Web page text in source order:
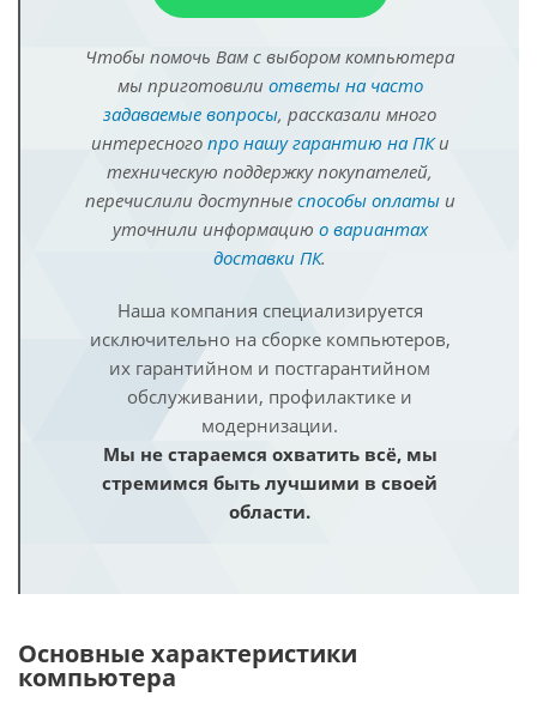
Чтобы помочь Вам с выбором компьютера
мы приготовили ответы на часто
задаваемые вопросы, рассказали много
интересного про нашу гарантию на ПКи
техническую поддержку покупателей,
перечислили доступные способы оплатыи
уточнили информацию о вариантах
доставки ПК.
Наша компания специализируется
исключительно на сборке компьютеров,
их гарантийном и постгарантийном
обслуживании, профилактике и
модернизации.
Мы не стараемся охватить всё, мы
стремимся быть лучшими в своей
области.
Основные характеристики
компьютера